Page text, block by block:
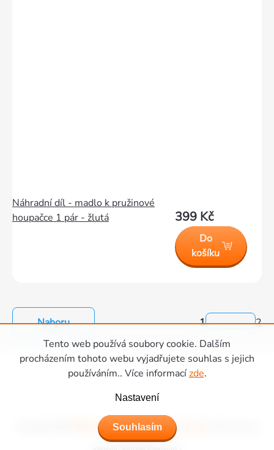
Tento web používá soubory cookie. Dalším
procházením tohoto webu vyjadřujete souhlas s jejich
používáním.. Více informacízde.
Nastavení
Souhlasím
Náhradní díl - madlo k pružinové
houpačce 1 pár - žlutá
399 Kč
Do
košíku
Ovládací
prvky
výpisu
1 2
Nahoru
Zápatí
Hřiště Piccolino - dětská hřiště a domečky
vyhrazena.